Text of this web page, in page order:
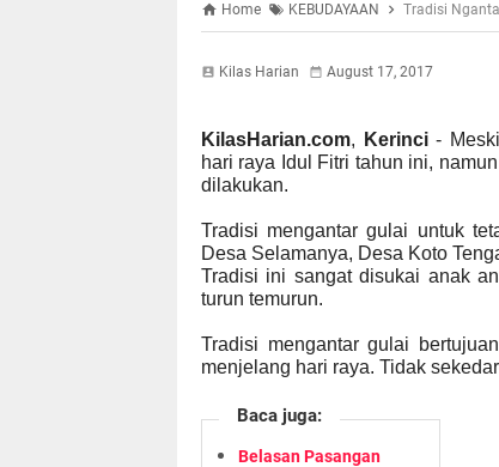
Home KEBUDAYAAN Tradisi
Kilas Harian August 17, 2017
KilasHarian.com, Kerinci- Meski
hari raya Idul Fitri tahun ini,
dilakukan.
Tradisi mengantar gulai untuk
Desa Selamanya, Desa Koto
Tradisi ini sangat disukai anak
turun temurun.
Tradisi mengantar gulai
menjelang hari raya. Tidak
Baca juga:
Belasan Pasangan